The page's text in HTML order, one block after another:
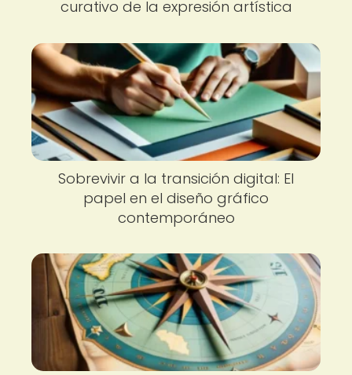
curativo de la expresión artística
Sobrevivir a la transición digital: El
papel en el diseño gráfico
contemporáneo